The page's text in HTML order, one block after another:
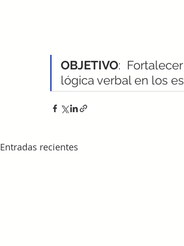
OBJETIVO:
lógica verbal en los
Entradas recientes